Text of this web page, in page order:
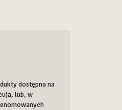
dostępna na
lub, w